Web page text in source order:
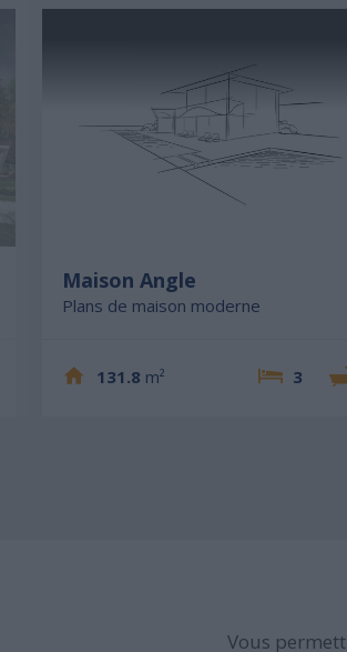
Maison Angle
Plans de maison moderne
131.8 m² 3
Vous